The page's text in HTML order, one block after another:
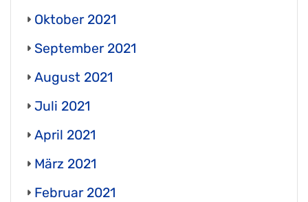
Oktober 2021
September 2021
August 2021
Juli 2021
April 2021
März 2021
Februar 2021